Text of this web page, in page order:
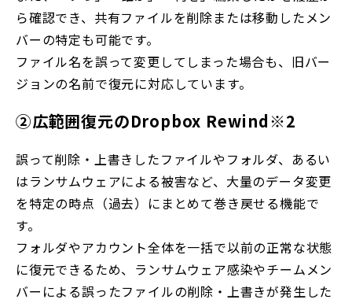
ら確認でき、共有ファイルを削除または移動したメン
バーの特定も可能です。
ファイル名を誤って変更してしまった場合も、旧バー
ジョンの名前で復元に対応しています。
②広範囲復元のDropbox Rewind※2
誤って削除・上書きしたファイルやフォルダ、あるい
はランサムウェアによる被害など、大量のデータ変更
を特定の時点（過去）にまとめて巻き戻せる機能で
す。
フォルダやアカウント全体を一括で以前の正常な状態
に復元できるため、ランサムウェア感染やチームメン
バーによる誤ったファイルの削除・上書きが発生した